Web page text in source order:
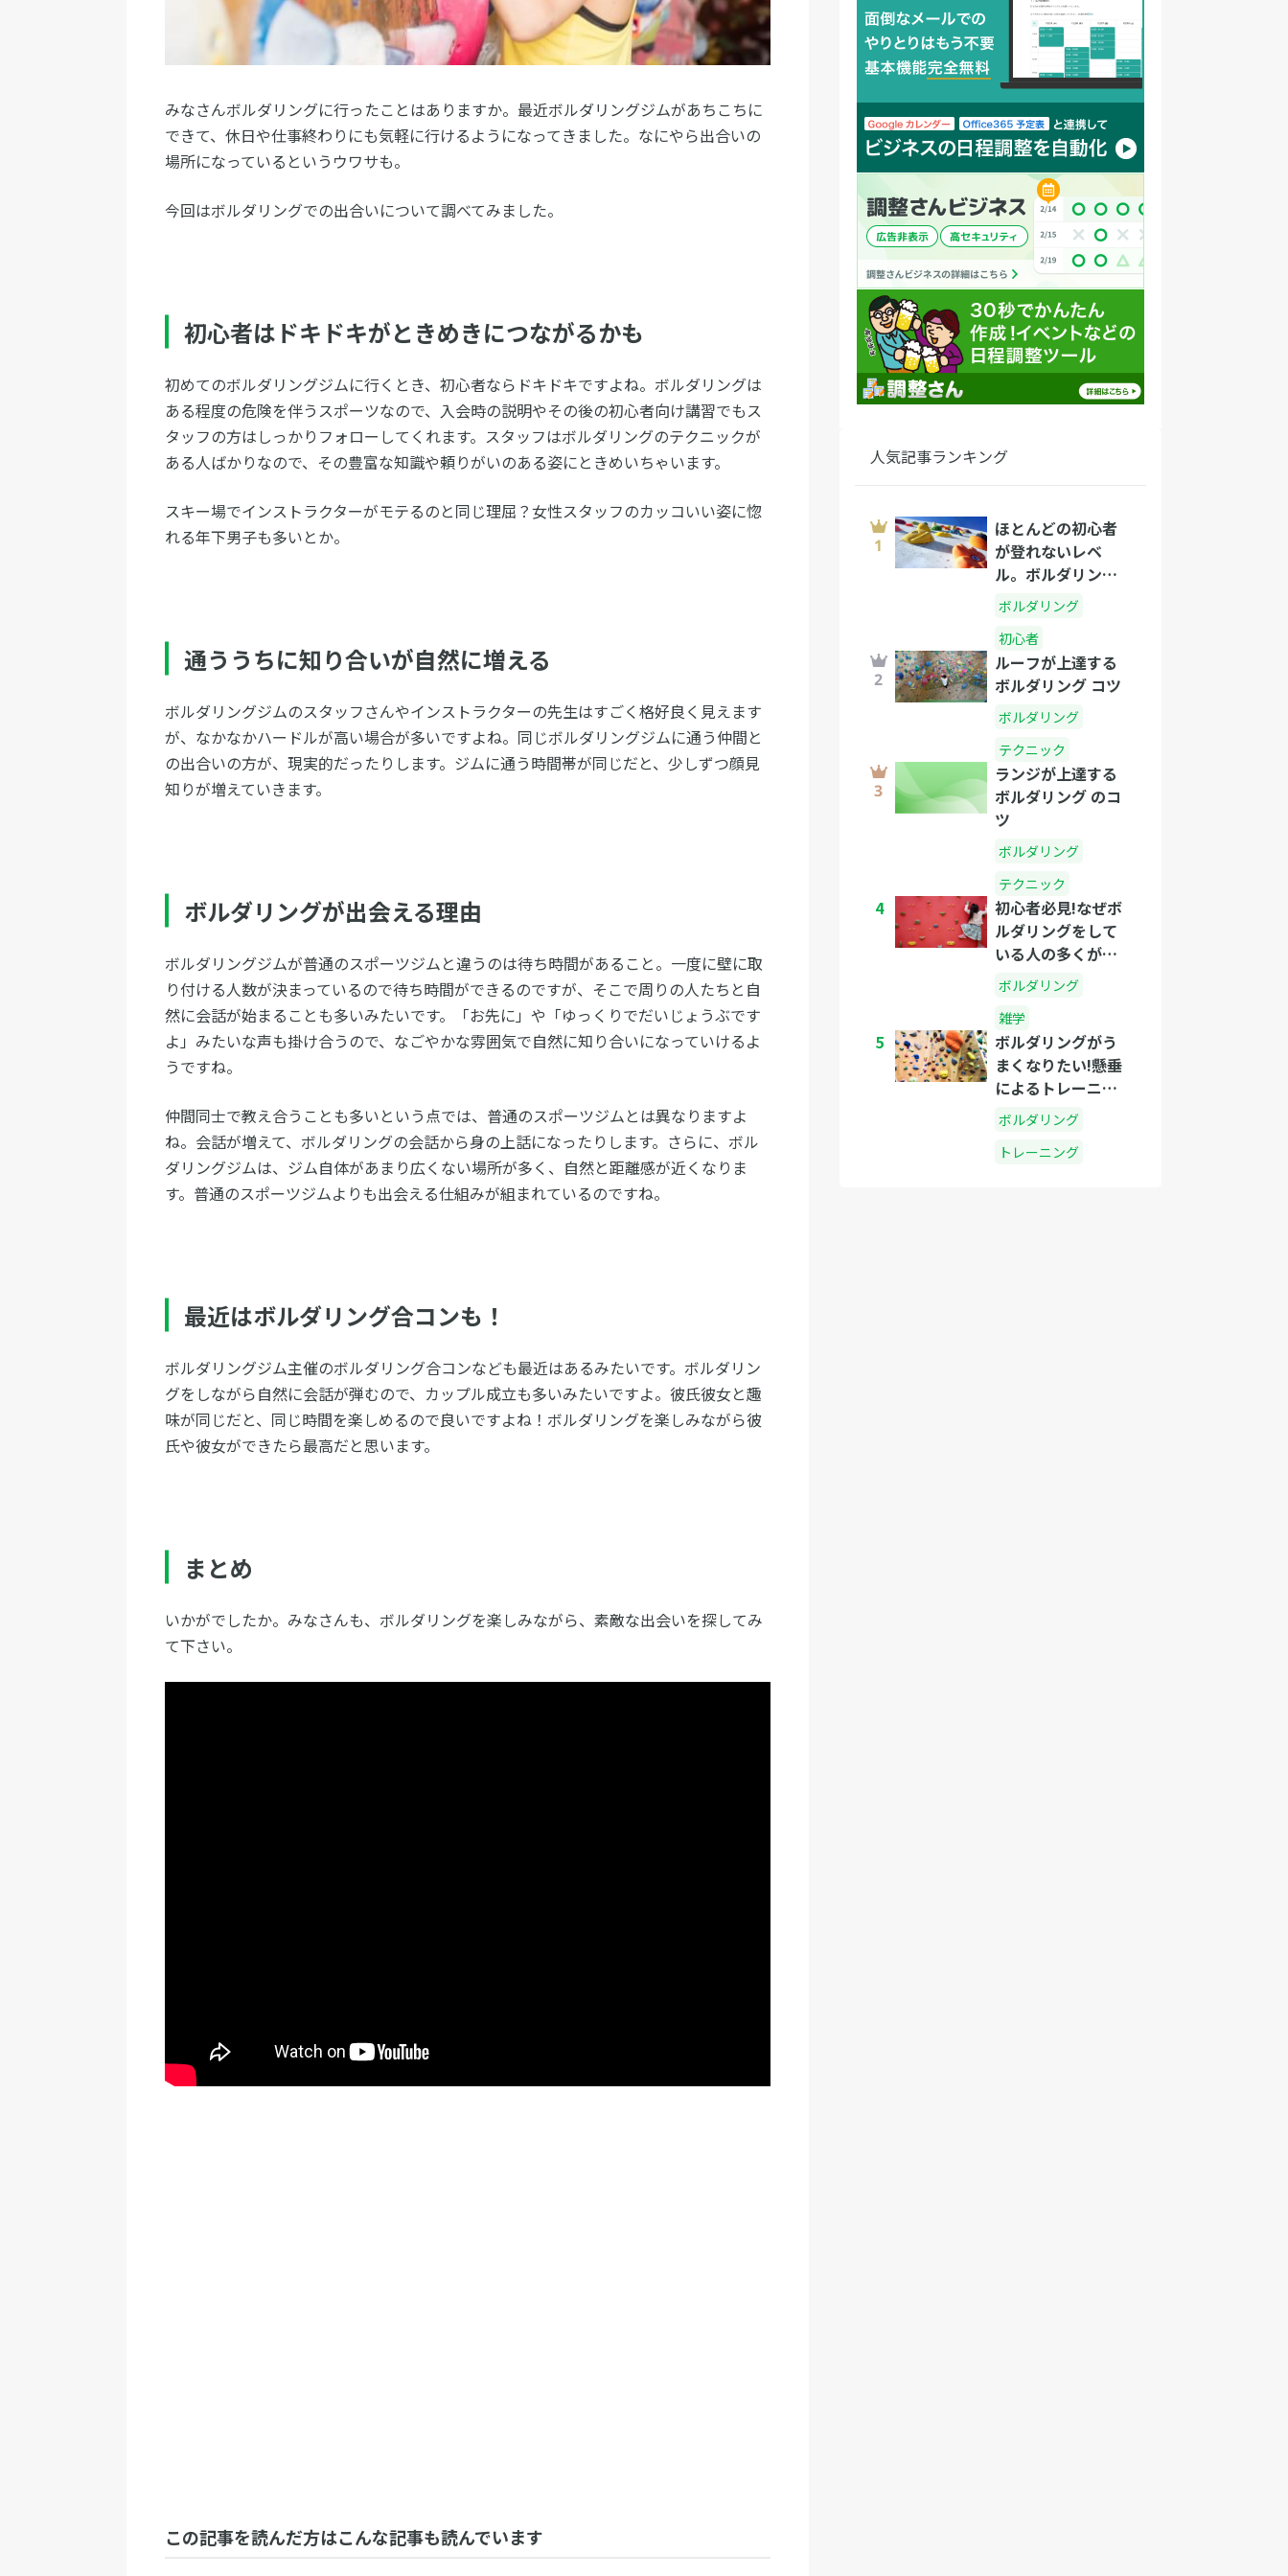
みなさんボルダリングに行ったことはありますか。最近ボルダリングジムがあちこちに
できて、休日や仕事終わりにも気軽に行けるようになってきました。なにやら出合いの
場所になっているというウワサも。
今回はボルダリングでの出合いについて調べてみました。
初心者はドキドキがときめきにつながるかも
初めてのボルダリングジムに行くとき、初心者ならドキドキですよね。ボルダリングは
ある程度の危険を伴うスポーツなので、入会時の説明やその後の初心者向け講習でもス
タッフの方はしっかりフォローしてくれます。スタッフはボルダリングのテクニックが
ある人ばかりなので、その豊富な知識や頼りがいのある姿にときめいちゃいます。
スキー場でインストラクターがモテるのと同じ理屈？女性スタッフのカッコいい姿に惚
れる年下男子も多いとか。
通ううちに知り合いが自然に増える
ボルダリングジムのスタッフさんやインストラクターの先生はすごく格好良く見えます
が、なかなかハードルが高い場合が多いですよね。同じボルダリングジムに通う仲間と
の出合いの方が、現実的だったりします。ジムに通う時間帯が同じだと、少しずつ顔見
知りが増えていきます。
ボルダリングが出会える理由
ボルダリングジムが普通のスポーツジムと違うのは待ち時間があること。一度に壁に取
り付ける人数が決まっているので待ち時間ができるのですが、そこで周りの人たちと自
然に会話が始まることも多いみたいです。「お先に」や「ゆっくりでだいじょうぶです
よ」みたいな声も掛け合うので、なごやかな雰囲気で自然に知り合いになっていけるよ
うですね。
仲間同士で教え合うことも多いという点では、普通のスポーツジムとは異なりますよ
ね。会話が増えて、ボルダリングの会話から身の上話になったりします。さらに、ボル
ダリングジムは、ジム自体があまり広くない場所が多く、自然と距離感が近くなりま
す。普通のスポーツジムよりも出会える仕組みが組まれているのですね。
最近はボルダリング合コンも！
ボルダリングジム主催のボルダリング合コンなども最近はあるみたいです。ボルダリン
グをしながら自然に会話が弾むので、カップル成立も多いみたいですよ。彼氏彼女と趣
味が同じだと、同じ時間を楽しめるので良いですよね！ボルダリングを楽しみながら彼
氏や彼女ができたら最高だと思います。
まとめ
いかがでしたか。みなさんも、ボルダリングを楽しみながら、素敵な出会いを探してみ
て下さい。
この記事を読んだ方はこんな記事も読んでいます
人気記事ランキング
ほとんどの初心者
が登れないレベ
ル。ボルダリング4
級はどんな壁を登
るの?
ボルダリング
初心者
ルーフが上達する
ボルダリング コツ
ボルダリング
テクニック
ランジが上達する
ボルダリング のコ
ツ
ボルダリング
テクニック
4
初心者必見!なぜボ
ルダリングをして
いる人の多くがテ
ーピングをしてい
るのか?
ボルダリング
雑学
5
ボルダリングがう
まくなりたい!懸垂
によるトレーニン
グと実際に登るこ
とのどちらを優先
すべき?
ボルダリング
トレーニング